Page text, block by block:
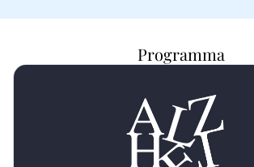
Programma